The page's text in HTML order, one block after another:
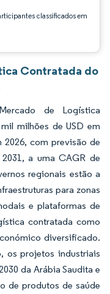
classificados em
Contratada do
de Logística
milhões de USD em
2026, com previsão de
a uma CAGR de
regionais estão a
para zonas
e plataformas de
contratada como
diversificado.
os projetos industriais
da Arábia Saudita e
de produtos de saúde